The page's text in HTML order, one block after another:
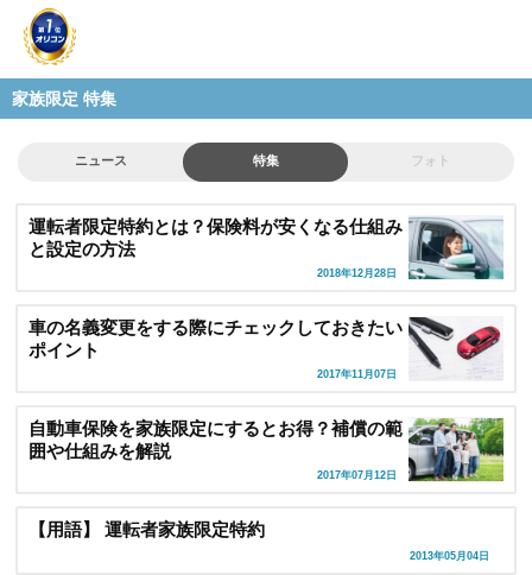
家族限定 特集
ニュース 特集 フォト
運転者限定特約とは？保険料が安くなる仕組み
と設定の方法
2018年12月28日
車の名義変更をする際にチェックしておきたい
ポイント
2017年11月07日
自動車保険を家族限定にするとお得？補償の範
囲や仕組みを解説
2017年07月12日
【用語】 運転者家族限定特約
2013年05月04日